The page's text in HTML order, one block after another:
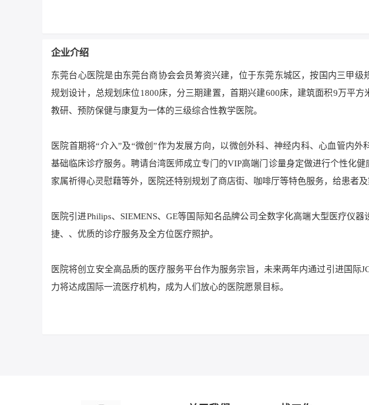
企业介绍
东莞台心医院是由东莞台商协会会员筹资兴建，位于东莞东城区，按国内三甲
规划设计，总规划床位1800床，分三期建置，首期兴建600床，建筑面积9万平方
教研、预防保健与康复为一体的三级综合性教学医院。
医院首期将“介入”及“微创”作为发展方向，以微创外科、神经内科、心血管内
基础临床诊疗服务。聘请台湾医师成立专门的VIP高端门诊量身定做进行个性化
家属祈得心灵慰藉等外，医院还特别规划了商店街、咖啡厅等特色服务，给患者
医院引进Philips、SIEMENS、GE等国际知名品牌公司全数字化高端大型医疗仪
捷、、优质的诊疗服务及全方位医疗照护。
医院将创立安全高品质的医疗服务平台作为服务宗旨，未来两年内通过引进国际
力将达成国际一流医疗机构，成为人们放心的医院愿景目标。